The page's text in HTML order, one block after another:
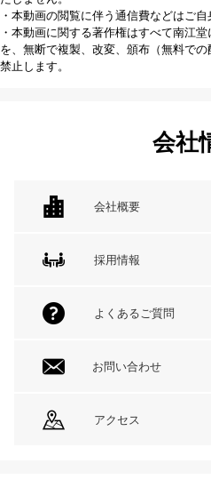
・本動画の閲覧に伴う通信費などはご自
・本動画に関する著作権はすべて南江
を、無断で複製、改変、頒布（無料で
禁止します。
会社
会社概要
採用情報
よくあるご質問
お問い合わせ
アクセス